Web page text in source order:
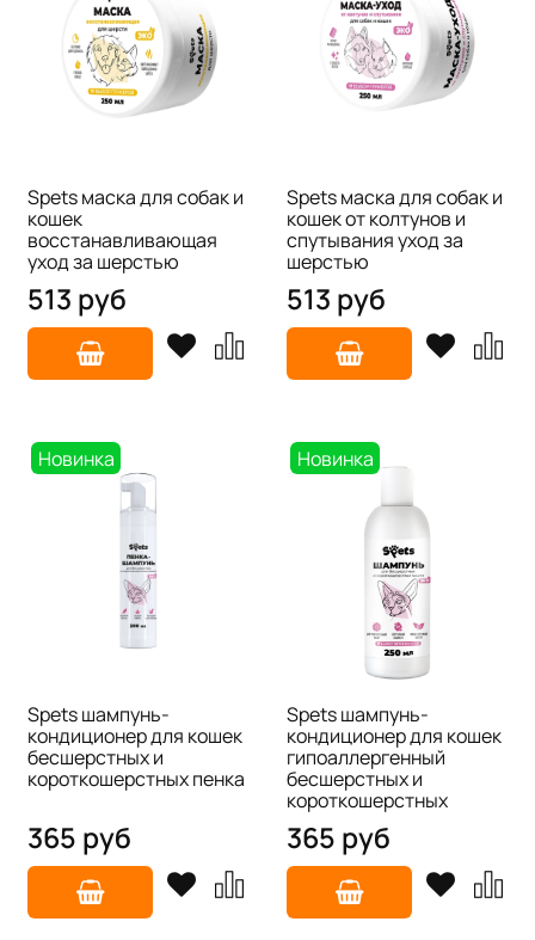
Spets маска для собак и
кошек
восстанавливающая
уход за шерстью
513 руб
Spets маска для собак и
кошек от колтунов и
спутывания уход за
шерстью
513 руб
Новинка
Spets шампунь-
кондиционер для кошек
бесшерстных и
короткошерстных пенка
365 руб
Новинка
Spets шампунь-
кондиционер для кошек
гипоаллергенный
бесшерстных и
короткошерстных
365 руб